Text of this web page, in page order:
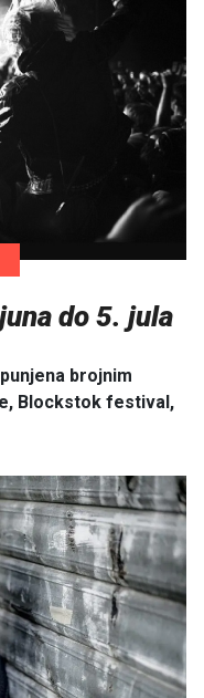
do 5. jula
brojnim
Blockstok festival,